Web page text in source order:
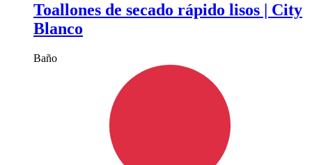
Toallones de secado rápido lisos | City
Blanco
Baño